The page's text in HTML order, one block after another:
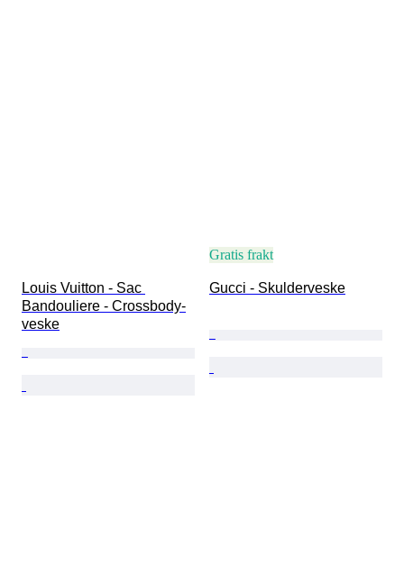
Louis Vuitton - Sac
Bandouliere - Crossbody-
veske
Gratis frakt
Gucci - Skulderveske